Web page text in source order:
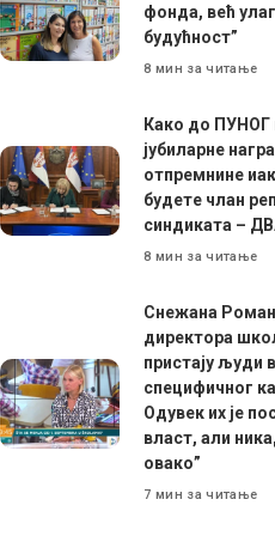
фонда, већ
будућност”
8 мин за читање
Како до ПУНОГ
јубиларне
отпремнине
будете члан
синдиката –
8 мин за читање
Снежана
директора
пристају људи
специфичног
Одувек их је
власт, али
овако”
7 мин за читање